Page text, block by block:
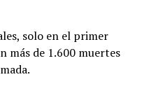
solo en el primer
más de 1.600 muertes